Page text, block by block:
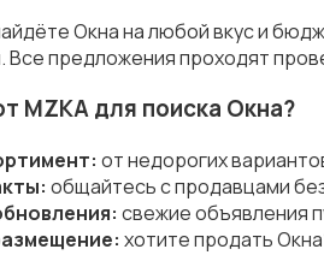
Окна на любой вкус и
предложения проходят
MZKA для поиска Окна?
от недорогих
общайтесь с продавцами
свежие объявления
хотите продать